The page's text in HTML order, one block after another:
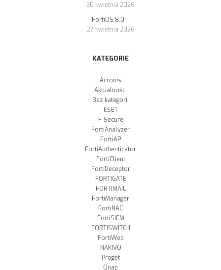
30 kwietnia 2026
FortiOS 8.0
27 kwietnia 2026
KATEGORIE
Acronis
Aktualności
Bez kategorii
ESET
F-Secure
FortiAnalyzer
FortiAP
FortiAuthenticator
FortiClient
FortiDeceptor
FORTIGATE
FORTIMAIL
FortiManager
FortiNAC
FortiSIEM
FORTISWITCH
FortiWeb
NAKIVO
Proget
Qnap